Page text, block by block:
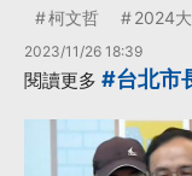
柯文哲 2024
2023/11/26 18:39
閱讀更多 #台北市